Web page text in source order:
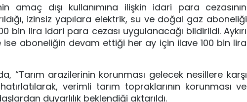
amaç dışı kullanımına ilişkin idari para cezasının
izinsiz yapılara elektrik, su ve doğal gaz aboneliği
lira idari para cezası uygulanacağı bildirildi. Aykırı
aboneliğin devam ettiği her ay için ilave 100 bin lira
“Tarım arazilerinin korunması gelecek nesillere karşı
verimli tarım topraklarının korunması ve
duyarlılık beklendiği aktarıldı.